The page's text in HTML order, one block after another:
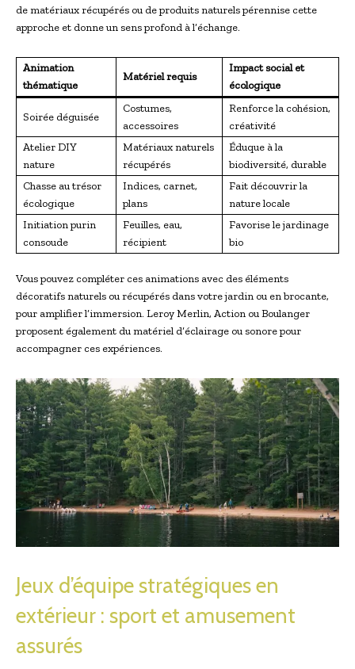
de matériaux récupérés ou de produits naturels pérennise cette
approche et donne un sens profond à l’échange.
Animation
thématique
Matériel requis
Impact social et
écologique
Soirée déguisée
Costumes,
accessoires
Renforce la cohésion,
créativité
Atelier DIY
nature
Matériaux naturels
récupérés
Éduque à la
biodiversité, durable
Chasse au trésor
écologique
Indices, carnet,
plans
Fait découvrir la
nature locale
Initiation purin
consoude
Feuilles, eau,
récipient
Favorise le jardinage
bio
Vous pouvez compléter ces animations avec des éléments
décoratifs naturels ou récupérés dans votre jardin ou en brocante,
pour amplifier l’immersion. Leroy Merlin, Action ou Boulanger
proposent également du matériel d’éclairage ou sonore pour
accompagner ces expériences.
Jeux d’équipe stratégiques en
extérieur : sport et amusement
assurés